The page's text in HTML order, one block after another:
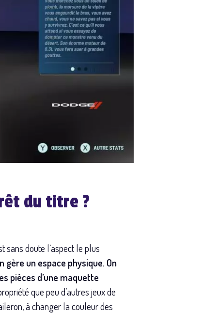
du titre ?
sans doute l’aspect le plus
gère un espace physique. On
pièces d’une maquette
que peu d’autres jeux de
à changer la couleur des